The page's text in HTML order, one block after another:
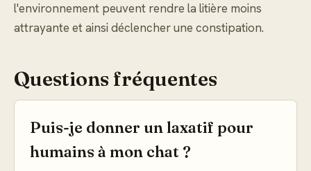
l'environnement peuvent rendre la litière moins
attrayante et ainsi déclencher une constipation.
Questions fréquentes
Puis-je donner un laxatif pour
humains à mon chat ?